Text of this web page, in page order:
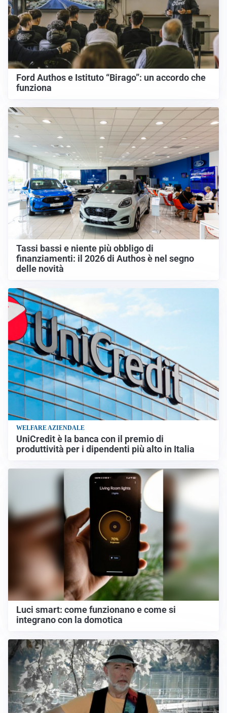
Ford Authos e Istituto “Birago”: un accordo che
funziona
Tassi bassi e niente più obbligo di
finanziamenti: il 2026 di Authos è nel segno
delle novità
WELFARE AZIENDALE
UniCredit è la banca con il premio di
produttività per i dipendenti più alto in Italia
Luci smart: come funzionano e come si
integrano con la domotica